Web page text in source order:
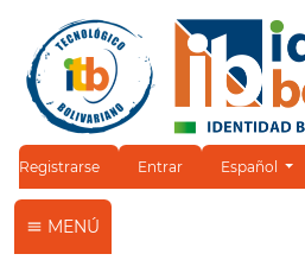
Registrarse Entrar Cambiar el
Español
MENÚ